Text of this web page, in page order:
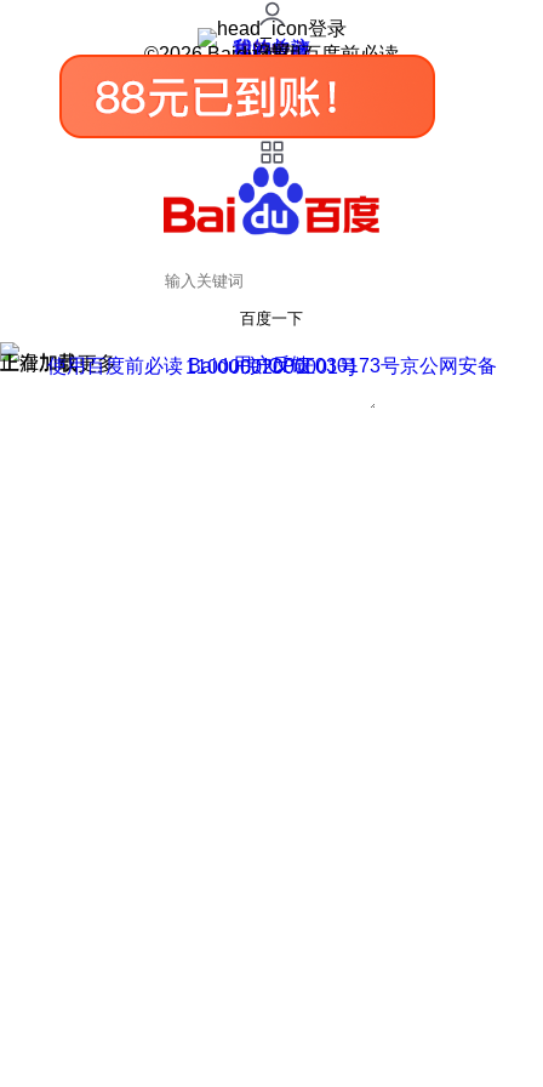
登录
我的关注
我的收藏
皮肤中心
用户反馈
设置
©2026 Baidu 使用百度前必读
百度一下
正在加载
上滑加载更多 用户反馈
使用百度前必读 Baidu 京ICP证030173号
京公网安备11000002000001号